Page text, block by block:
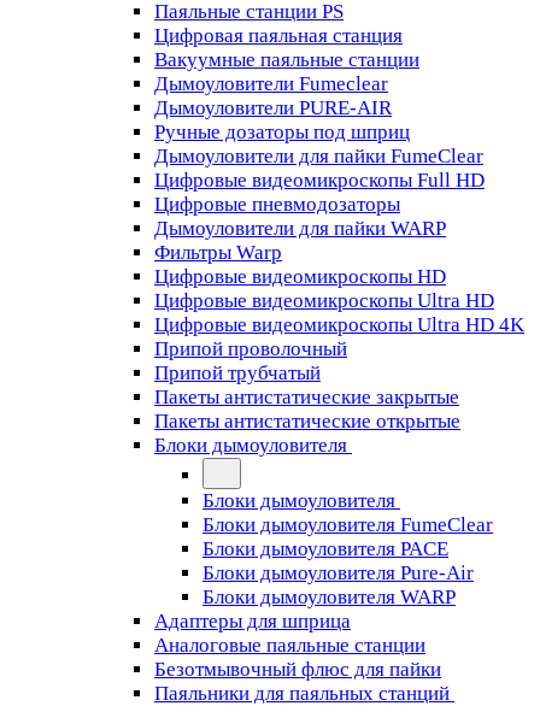
Паяльные станции PS
Цифровая паяльная станция
Вакуумные паяльные станции
Дымоуловители Fumeclear
Дымоуловители PURE-AIR
Ручные дозаторы под шприц
Дымоуловители для пайки FumeClear
Цифровые видеомикроскопы Full HD
Цифровые пневмодозаторы
Дымоуловители для пайки WARP
Фильтры Warp
Цифровые видеомикроскопы HD
Цифровые видеомикроскопы Ultra HD
Цифровые видеомикроскопы Ultra HD 4K
Припой проволочный
Припой трубчатый
Пакеты антистатические закрытые
Пакеты антистатические открытые
Блоки дымоуловителя
Блоки дымоуловителя
Блоки дымоуловителя FumeClear
Блоки дымоуловителя PACE
Блоки дымоуловителя Pure-Air
Блоки дымоуловителя WARP
Адаптеры для шприца
Аналоговые паяльные станции
Безотмывочный флюс для пайки
Паяльники для паяльных станций